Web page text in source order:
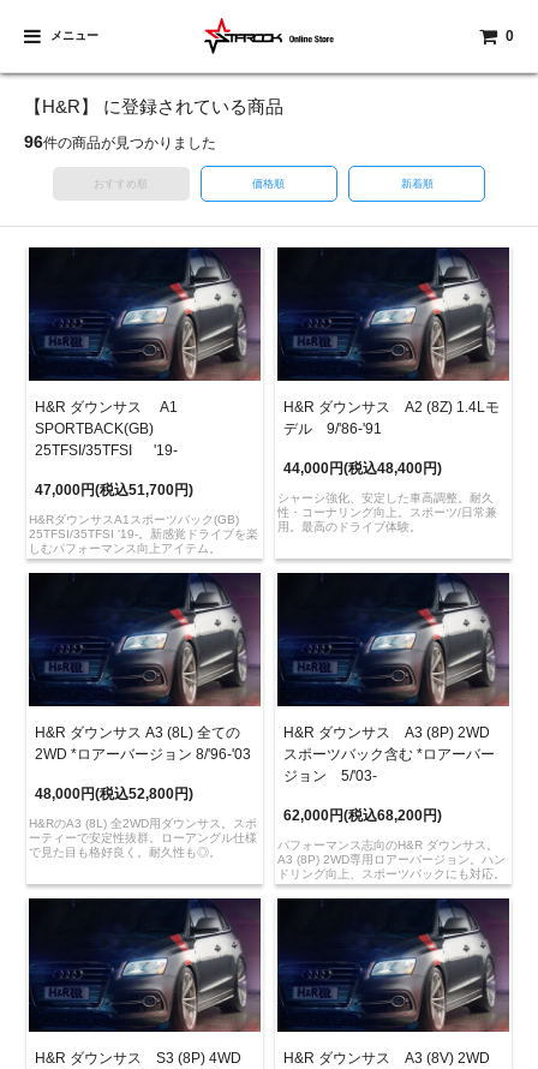
メニュー 0
【H&R】 に登録されている商品
96件の商品が見つかりました
おすすめ順 価格順 新着順
H&R ダウンサス A1
SPORTBACK(GB)
25TFSI/35TFSI '19-
47,000円(税込51,700円)
H&RダウンサスA1スポーツバック(GB)
25TFSI/35TFSI '19-。新感覚ドライブを楽
しむパフォーマンス向上アイテム。
H&R ダウンサス A2 (8Z) 1.4Lモ
デル 9/'86-'91
44,000円(税込48,400円)
シャーシ強化、安定した車高調整。耐久
性・コーナリング向上。スポーツ/日常兼
用。最高のドライブ体験。
H&R ダウンサス A3 (8L) 全ての
2WD *ロアーバージョン 8/'96-'03
48,000円(税込52,800円)
H&RのA3 (8L) 全2WD用ダウンサス。スポ
ーティーで安定性抜群。ローアングル仕様
で見た目も格好良く。耐久性も◎。
H&R ダウンサス A3 (8P) 2WD
スポーツバック含む *ロアーバー
ジョン 5/'03-
62,000円(税込68,200円)
パフォーマンス志向のH&R ダウンサス。
A3 (8P) 2WD専用ロアーバージョン。ハン
ドリング向上、スポーツバックにも対応。
H&R ダウンサス S3 (8P) 4WD
H&R ダウンサス A3 (8V) 2WD